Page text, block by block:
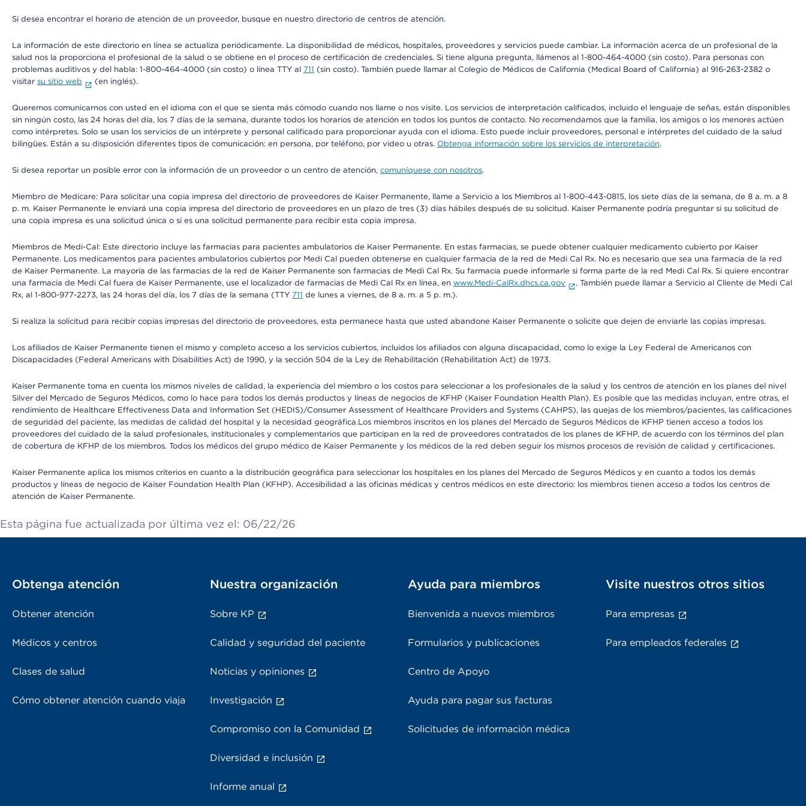
Si desea encontrar el horario de atención de un proveedor, busque en nuestro directorio de centros de atención.
La información de este directorio en línea se actualiza periódicamente. La disponibilidad de médicos, hospitales, proveedores y servicios puede cambiar. La información acerca de un profesional de la
salud nos la proporciona el profesional de la salud o se obtiene en el proceso de certificación de credenciales. Si tiene alguna pregunta, llámenos al 1-800-464-4000 (sin costo). Para personas con
problemas auditivos y del habla: 1-800-464-4000 (sin costo) o línea TTY al 711 (sin costo). También puede llamar al Colegio de Médicos de California (Medical Board of California) al 916-263-2382 o
visitar su sitio web (en inglés).
Queremos comunicarnos con usted en el idioma con el que se sienta más cómodo cuando nos llame o nos visite. Los servicios de interpretación calificados, incluido el lenguaje de señas, están disponibles
sin ningún costo, las 24 horas del día, los 7 días de la semana, durante todos los horarios de atención en todos los puntos de contacto. No recomendamos que la familia, los amigos o los menores actúen
como intérpretes. Solo se usan los servicios de un intérprete y personal calificado para proporcionar ayuda con el idioma. Esto puede incluir proveedores, personal e intérpretes del cuidado de la salud
bilingües. Están a su disposición diferentes tipos de comunicación: en persona, por teléfono, por video u otras. Obtenga información sobre los servicios de interpretación.
Si desea reportar un posible error con la información de un proveedor o un centro de atención, comuníquese con nosotros.
Miembro de Medicare: Para solicitar una copia impresa del directorio de proveedores de Kaiser Permanente, llame a Servicio a los Miembros al 1-800-443-0815, los siete días de la semana, de 8 a. m. a 8
p. m. Kaiser Permanente le enviará una copia impresa del directorio de proveedores en un plazo de tres (3) días hábiles después de su solicitud. Kaiser Permanente podría preguntar si su solicitud de
una copia impresa es una solicitud única o si es una solicitud permanente para recibir esta copia impresa.
Miembros de Medi-Cal: Este directorio incluye las farmacias para pacientes ambulatorios de Kaiser Permanente. En estas farmacias, se puede obtener cualquier medicamento cubierto por Kaiser
Permanente. Los medicamentos para pacientes ambulatorios cubiertos por Medi Cal pueden obtenerse en cualquier farmacia de la red de Medi Cal Rx. No es necesario que sea una farmacia de la red
de Kaiser Permanente. La mayoría de las farmacias de la red de Kaiser Permanente son farmacias de Medi Cal Rx. Su farmacia puede informarle si forma parte de la red Medi Cal Rx. Si quiere encontrar
una farmacia de Medi Cal fuera de Kaiser Permanente, use el localizador de farmacias de Medi Cal Rx en línea, en www.Medi-CalRx.dhcs.ca.gov
. También puede llamar a Servicio al Cliente de Medi Cal
Rx, al 1-800-977-2273, las 24 horas del día, los 7 días de la semana (TTY 711 de lunes a viernes, de 8 a. m. a 5 p. m.).
Si realiza la solicitud para recibir copias impresas del directorio de proveedores, esta permanece hasta que usted abandone Kaiser Permanente o solicite que dejen de enviarle las copias impresas.
Los afiliados de Kaiser Permanente tienen el mismo y completo acceso a los servicios cubiertos, incluidos los afiliados con alguna discapacidad, como lo exige la Ley Federal de Americanos con
Discapacidades (Federal Americans with Disabilities Act) de 1990, y la sección 504 de la Ley de Rehabilitación (Rehabilitation Act) de 1973.
Kaiser Permanente toma en cuenta los mismos niveles de calidad, la experiencia del miembro o los costos para seleccionar a los profesionales de la salud y los centros de atención en los planes del nivel
Silver del Mercado de Seguros Médicos, como lo hace para todos los demás productos y líneas de negocios de KFHP (Kaiser Foundation Health Plan). Es posible que las medidas incluyan, entre otras, el
rendimiento de Healthcare Effectiveness Data and Information Set (HEDIS)/Consumer Assessment of Healthcare Providers and Systems (CAHPS), las quejas de los miembros/pacientes, las calificaciones
de seguridad del paciente, las medidas de calidad del hospital y la necesidad geográfica.Los miembros inscritos en los planes del Mercado de Seguros Médicos de KFHP tienen acceso a todos los
proveedores del cuidado de la salud profesionales, institucionales y complementarios que participan en la red de proveedores contratados de los planes de KFHP, de acuerdo con los términos del plan
de cobertura de KFHP de los miembros. Todos los médicos del grupo médico de Kaiser Permanente y los médicos de la red deben seguir los mismos procesos de revisión de calidad y certificaciones.
Kaiser Permanente aplica los mismos criterios en cuanto a la distribución geográfica para seleccionar los hospitales en los planes del Mercado de Seguros Médicos y en cuanto a todos los demás
productos y líneas de negocio de Kaiser Foundation Health Plan (KFHP). Accesibilidad a las oficinas médicas y centros médicos en este directorio: los miembros tienen acceso a todos los centros de
atención de Kaiser Permanente.
Esta página fue actualizada por última vez el: 06/22/26
Obtenga atención
Obtener atención
Médicos y centros
Clases de salud
Cómo obtener atención cuando viaja
Nuestra organización
Sobre KP
Calidad y seguridad del paciente
Noticias y opiniones
Investigación
Compromiso con la Comunidad
Diversidad e inclusión
Informe anual
Ayuda para miembros
Bienvenida a nuevos miembros
Formularios y publicaciones
Centro de Apoyo
Ayuda para pagar sus facturas
Solicitudes de información médica
Visite nuestros otros sitios
Para empresas
Para empleados federales